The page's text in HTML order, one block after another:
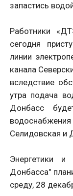
запастись
Работники
сегодня
линии
канала
вследствие
утра подача
Донбасс
Селидовская и
Энергетики
Донбасса"
среду, 28